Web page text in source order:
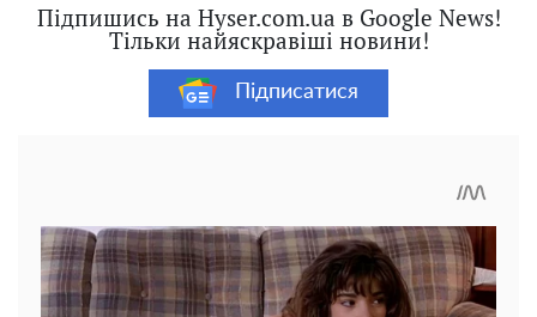
Підпишись на Hyser.com.ua в Google News!
Тільки найяскравіші новини!
Підписатися